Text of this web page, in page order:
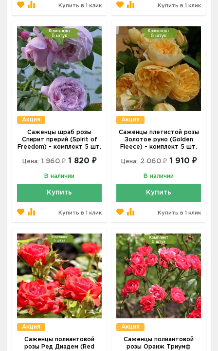
Купить в 1 клик Купить в 1 клик
Акция
Саженцы шраб розы
Спирит прерий (Spirit of
Freedom) - комплект 5 шт.
Цена: 1 960 ₽ 1 820 ₽
В наличии
Купить
Купить в 1 клик
Акция
Саженцы плетистой розы
Золотое руно (Golden
Fleece) - комплект 5 шт.
Цена: 2 060 ₽ 1 910 ₽
В наличии
Купить
Купить в 1 клик
Акция
Саженцы полиантовой
розы Ред Диадем (Red
Акция
Саженцы полиантовой
розы Оранж Триумф